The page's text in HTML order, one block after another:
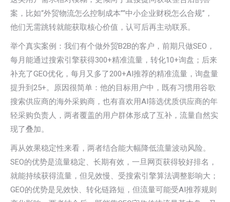
案，比如“外贸物流怎么控制成本”“中小企业财税怎么合规”，
他们无需跳转就能获取核心价值，认可后再主动联系。
举个真实案例：我们有个做外贸B2B的客户，前期只做SEO，
每月能通过搜索引擎获得300+精准流量，转化10+询盘；后来
补充了GEO优化，每月又多了200+AI推荐的精准流量，询盘量
提升到25+。原因很简单：他的目标用户中，既有习惯用谷歌
搜索供应商的海外采购商，也有喜欢用AI筛选优质供应商的年
轻采购负责人，两者覆盖的用户群体形成了互补，流量自然实
现了叠加。
再从效果稳定性来看，两者结合能大幅降低流量波动风险。
SEO的优势是流量稳定、长期有效，一旦网页获得较好排名，
就能持续获得流量，但见效慢、受搜索引擎算法调整影响大；
GEO的优势是见效快、转化链路短，但流量可能受AI推荐规则